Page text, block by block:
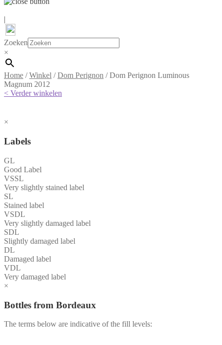
Zoeken
×
Home /Winkel /Dom Perignon /Dom Perignon Luminous
Magnum 2012
< Verder winkelen
×
Labels
GL
Good Label
VSSL
Very slightly stained label
SL
Stained label
VSDL
Very slightly damaged label
SDL
Slightly damaged label
DL
Damaged label
VDL
Very damaged label
×
Bottles from Bordeaux
The terms below are indicative of the fill levels: